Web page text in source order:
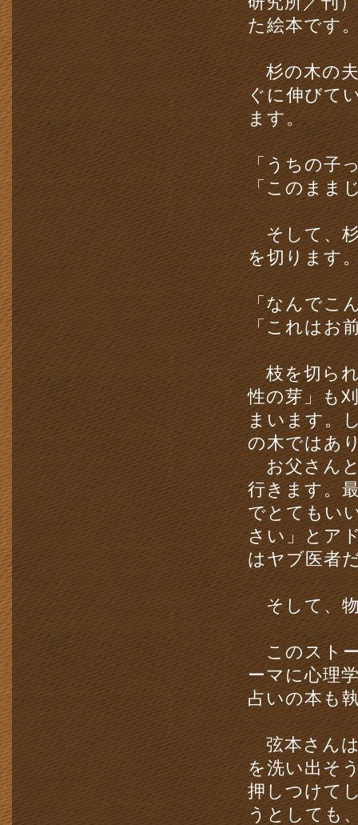
た絵本です
杉の木の夫
ぐに伸びて
ます。
「うちの子
「このまま
そして、杉
を切ります
「なんでこ
「これはお
枝を切られ
性の芽」も
まいます。
の木ではあ
お父さん
行きます。
でとてもい
さい」とア
はヤブ医者
そして、
このスト
ーマに心理
占いの本も
弦本さんは
を洗い出そ
押しつけて
うとしても